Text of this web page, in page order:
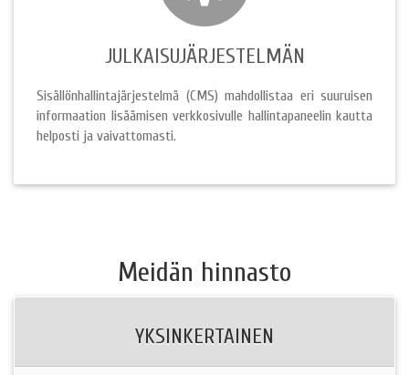
JULKAISUJÄRJESTELMÄN
Sisällönhallintajärjestelmä (CMS) mahdollistaa eri suuruisen
informaation lisäämisen verkkosivulle hallintapaneelin kautta
helposti ja vaivattomasti.
Meidän hinnasto
YKSINKERTAINEN